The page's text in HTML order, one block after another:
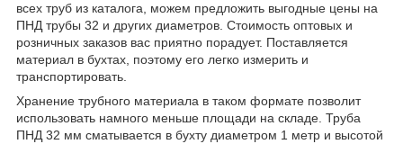
всех труб из каталога, можем предложить выгодные цены на
ПНД трубы 32 и других диаметров. Стоимость оптовых и
розничных заказов вас приятно порадует. Поставляется
материал в бухтах, поэтому его легко измерить и
транспортировать.
Хранение трубного материала в таком формате позволит
использовать намного меньше площади на складе. Труба
ПНД 32 мм сматывается в бухту диаметром 1 метр и высотой